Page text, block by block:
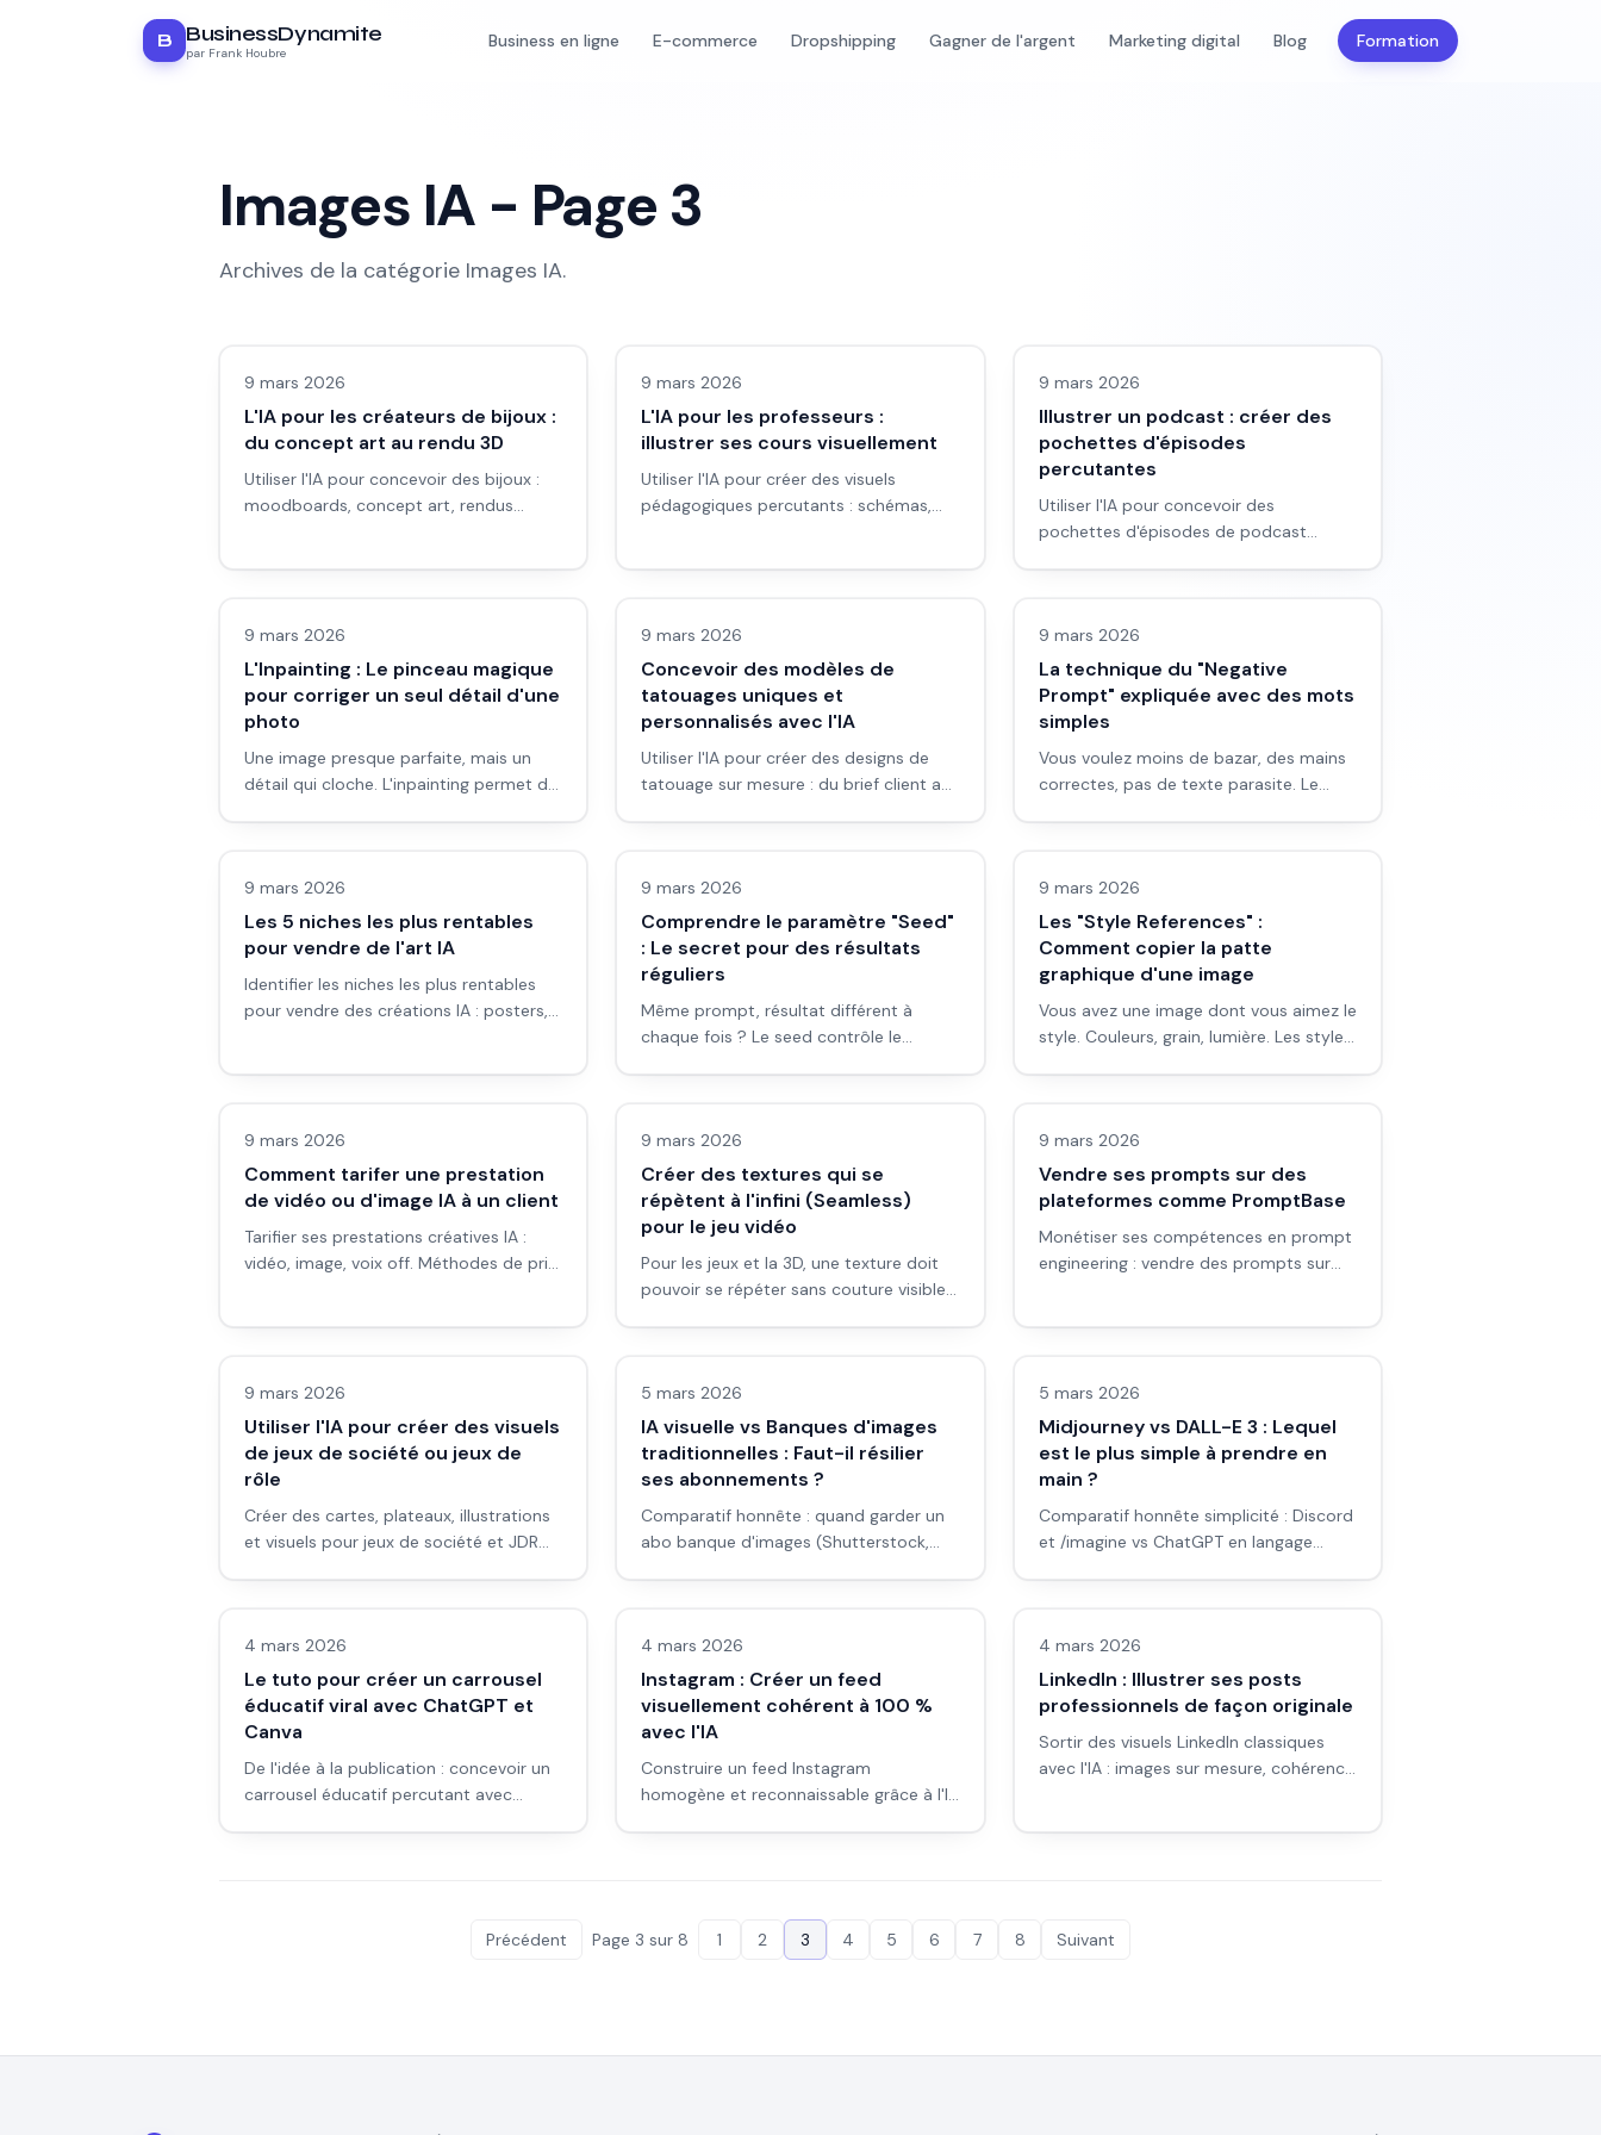
B BusinessDynamite
par Frank Houbre
Business en ligne E-commerce Dropshipping Gagner de l'argent Marketing digital Blog Formation
Images IA - Page 3
Archives de la catégorie Images IA.
9 mars 2026
L'IA pour les créateurs de bijoux :
du concept art au rendu 3D
Utiliser l'IA pour concevoir des bijoux :
moodboards, concept art, rendus
9 mars 2026
L'IA pour les professeurs :
illustrer ses cours visuellement
Utiliser l'IA pour créer des visuels
pédagogiques percutants : schémas,
9 mars 2026
Illustrer un podcast : créer des
pochettes d'épisodes
percutantes
Utiliser l'IA pour concevoir des
pochettes d'épisodes de podcast
Images IA
9 mars 2026
L'Inpainting : Le pinceau magique
pour corriger un seul détail d'une
photo
Une image presque parfaite, mais un
détail qui cloche. L'inpainting permet de
Images IA
9 mars 2026
Concevoir des modèles de
tatouages uniques et
personnalisés avec l'IA
Utiliser l'IA pour créer des designs de
tatouage sur mesure : du brief client au
Images IA
9 mars 2026
La technique du "Negative
Prompt" expliquée avec des mots
simples
Vous voulez moins de bazar, des mains
correctes, pas de texte parasite. Le
Images IA
9 mars 2026
Les 5 niches les plus rentables
pour vendre de l'art IA
Identifier les niches les plus rentables
pour vendre des créations IA : posters,
Images IA
9 mars 2026
Comprendre le paramètre "Seed"
: Le secret pour des résultats
réguliers
Même prompt, résultat différent à
chaque fois ? Le seed contrôle le
Images IA
9 mars 2026
Les "Style References" :
Comment copier la patte
graphique d'une image
Vous avez une image dont vous aimez le
style. Couleurs, grain, lumière. Les style
Images IA
9 mars 2026
Comment tarifer une prestation
de vidéo ou d'image IA à un client
Tarifier ses prestations créatives IA :
vidéo, image, voix off. Méthodes de prix,
Images IA
9 mars 2026
Créer des textures qui se
répètent à l'infini (Seamless)
pour le jeu vidéo
Pour les jeux et la 3D, une texture doit
pouvoir se répéter sans couture visible.
Images IA
9 mars 2026
Vendre ses prompts sur des
plateformes comme PromptBase
Monétiser ses compétences en prompt
engineering : vendre des prompts sur
Images IA
9 mars 2026
Utiliser l'IA pour créer des visuels
de jeux de société ou jeux de
rôle
Créer des cartes, plateaux, illustrations
et visuels pour jeux de société et JDR
Images IA
5 mars 2026
IA visuelle vs Banques d'images
traditionnelles : Faut-il résilier
ses abonnements ?
Comparatif honnête : quand garder un
abo banque d'images (Shutterstock,
Images IA
5 mars 2026
Midjourney vs DALL-E 3 : Lequel
est le plus simple à prendre en
main ?
Comparatif honnête simplicité : Discord
et /imagine vs ChatGPT en langage
Images IA
4 mars 2026
Le tuto pour créer un carrousel
éducatif viral avec ChatGPT et
Canva
De l'idée à la publication : concevoir un
carrousel éducatif percutant avec
Images IA
4 mars 2026
Instagram : Créer un feed
visuellement cohérent à 100 %
avec l'IA
Construire un feed Instagram
homogène et reconnaissable grâce à l'IA
Images IA
4 mars 2026
LinkedIn : Illustrer ses posts
professionnels de façon originale
Sortir des visuels LinkedIn classiques
avec l'IA : images sur mesure, cohérence
Précédent Page 3 sur 8 1 2 3 4 5 6 7 8 Suivant